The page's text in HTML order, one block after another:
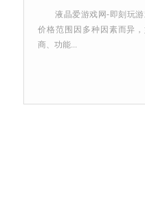
液晶爱游戏网-即刻玩游
价格范围因多种因素而异
商、功能...